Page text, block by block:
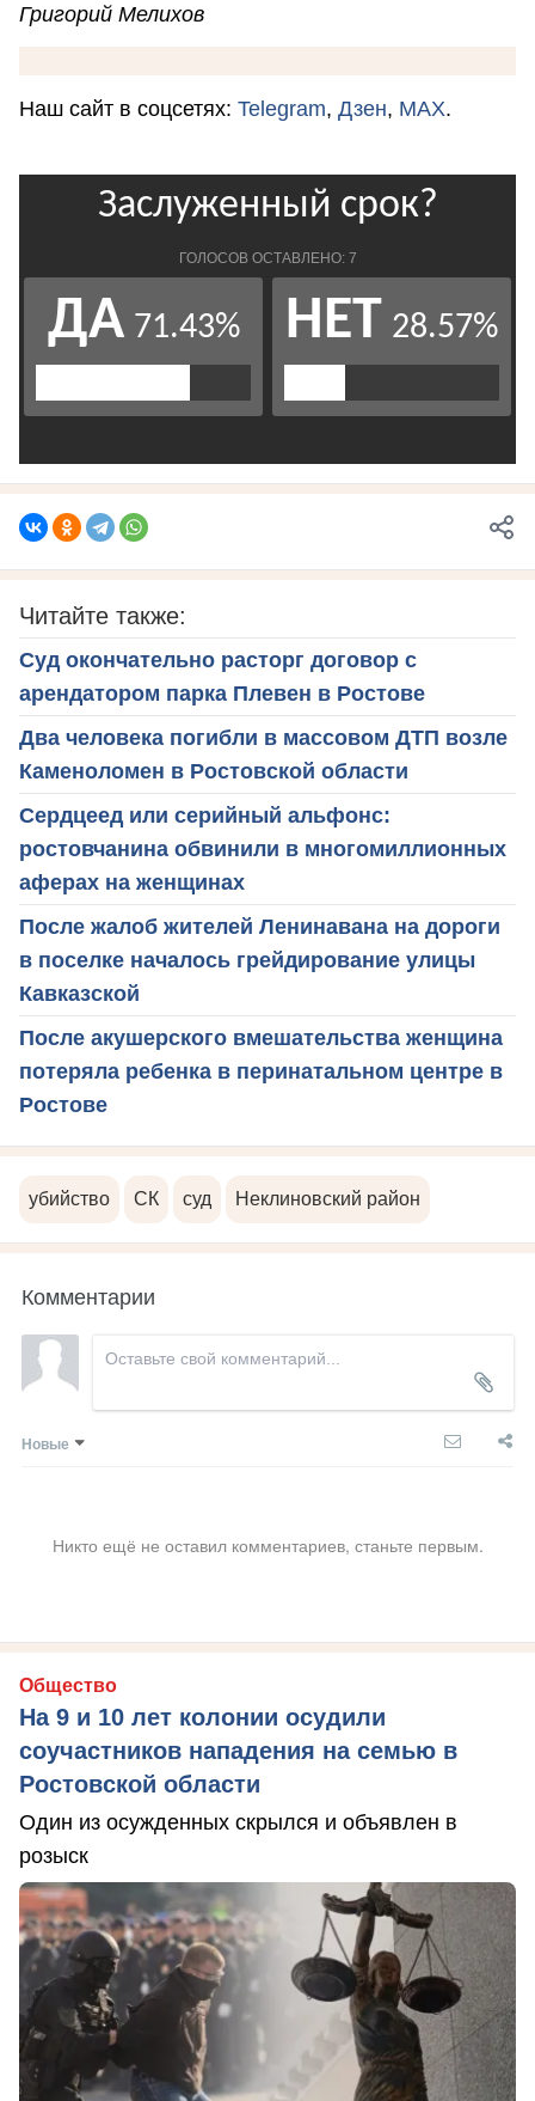
Григорий Мелихов
Наш сайт в соцсетях: Telegram, Дзен, MAX.
Читайте также:
Суд окончательно расторг договор с
арендатором парка Плевен в Ростове
Два человека погибли в массовом ДТП возле
Каменоломен в Ростовской области
Сердцеед или серийный альфонс:
ростовчанина обвинили в многомиллионных
аферах на женщинах
После жалоб жителей Ленинавана на дороги
в поселке началось грейдирование улицы
Кавказской
После акушерского вмешательства женщина
потеряла ребенка в перинатальном центре в
Ростове
убийство СК суд Неклиновский район
Комментарии
Новые
Никто ещё не оставил комментариев, станьте первым.
Общество
На 9 и 10 лет колонии осудили
соучастников нападения на семью в
Ростовской области
Один из осужденных скрылся и объявлен в
розыск